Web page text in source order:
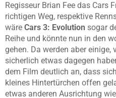
Regisseur Brian Fee das Cars
richtigen Weg, respektive
wäre Cars 3: Evolution sogar
Reihe und könnte nun in den
gehen. Da werden aber einige,
sicherlich etwas dagegen
dem Film deutlich an, dass
kleines Hintertürchen offen
etwas anderen Ausrichtung